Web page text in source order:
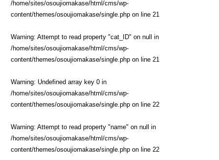
/home/sites/osoujiomakase/html/cms/wp-
content/themes/osoujiomakase/single.php on line 21
Warning: Attempt to read property "cat_ID" on null in
/home/sites/osoujiomakase/html/cms/wp-
content/themes/osoujiomakase/single.php on line 21
Warning: Undefined array key 0 in
/home/sites/osoujiomakase/html/cms/wp-
content/themes/osoujiomakase/single.php on line 22
Warning: Attempt to read property "name" on null in
/home/sites/osoujiomakase/html/cms/wp-
content/themes/osoujiomakase/single.php on line 22